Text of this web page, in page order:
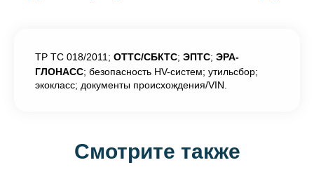
ТР ТС 018/2011; ОТТС/СБКТС; ЭПТС; ЭРА-
ГЛОНАСС; безопасность HV-систем; утильсбор;
экокласс; документы происхождения/VIN.
Смотрите также